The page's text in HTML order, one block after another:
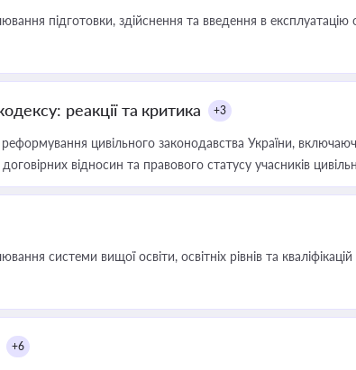
підготовки, здійснення та введення в експлуатацію
реакції та критика +3
цивільного законодавства України,
відносин та правового статусу учасників
системи вищої освіти, освітніх рівнів та кваліфікацій
+6